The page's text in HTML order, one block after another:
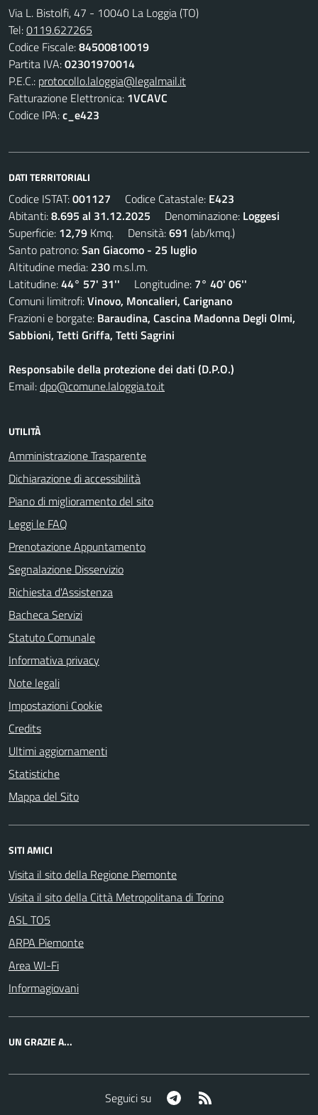
Via L. Bistolfi, 47 - 10040 La Loggia (TO)
Tel:0119.627265
Codice Fiscale:84500810019
Partita IVA:02301970014
P.E.C.: protocollo.laloggia@legalmail.it
Fatturazione Elettronica: 1VCAVC
Codice IPA:c_e423
DATI TERRITORIALI
Codice ISTAT:001127 Codice Catastale: E423
Abitanti:8.695 al 31.12.2025 Denominazione: Loggesi
Superficie: 12,79 Kmq. Densità:691 (ab/kmq.)
Santo patrono:San Giacomo - 25 luglio
Altitudine media: 230 m.s.l.m.
Latitudine:44° 57' 31'' Longitudine: 7° 40' 06''
Comuni limitrofi:Vinovo, Moncalieri, Carignano
Frazioni e borgate: Baraudina, Cascina Madonna Degli Olmi,
Sabbioni, Tetti Griffa, Tetti Sagrini
Responsabile della protezione dei dati (D.P.O.)
Email:dpo@comune.laloggia.to.it
UTILITÀ
Amministrazione Trasparente
Dichiarazione di accessibilità
Piano di miglioramento del sito
Leggi le FAQ
Prenotazione Appuntamento
Segnalazione Disservizio
Richiesta d'Assistenza
Bacheca Servizi
Statuto Comunale
Informativa privacy
Note legali
Impostazioni Cookie
Credits
Ultimi aggiornamenti
Statistiche
Mappa del Sito
SITI AMICI
Visita il sito della Regione Piemonte
Visita il sito della Città Metropolitana di Torino
ASL TO5
ARPA Piemonte
Area WI-Fi
Informagiovani
UN GRAZIE A...
Seguici su Telegram